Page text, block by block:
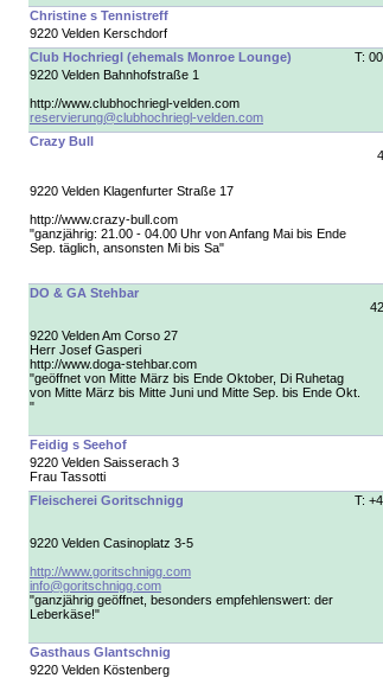
Christine s Tennistreff
9220 Velden Kerschdorf
Club Hochriegl (ehemals Monroe Lounge)
T:
9220 Velden Bahnhofstraße 1
http://www.clubhochriegl-velden.com
reservierung@clubhochriegl-velden.com
Crazy Bull
9220 Velden Klagenfurter Straße 17
http://www.crazy-bull.com
"ganzjährig: 21.00 - 04.00 Uhr von Anfang Mai bis Ende
Sep. täglich, ansonsten Mi bis Sa"
DO & GA Stehbar
9220 Velden Am Corso 27
Herr Josef Gasperi
http://www.doga-stehbar.com
"geöffnet von Mitte März bis Ende Oktober, Di Ruhetag
von Mitte März bis Mitte Juni und Mitte Sep. bis Ende Okt.
"
Feidig s Seehof
9220 Velden Saisserach 3
Frau Tassotti
Fleischerei Goritschnigg
T:
9220 Velden Casinoplatz 3-5
http://www.goritschnigg.com
info@goritschnigg.com
"ganzjährig geöffnet, besonders empfehlenswert: der
Leberkäse!"
Gasthaus Glantschnig
9220 Velden Köstenberg